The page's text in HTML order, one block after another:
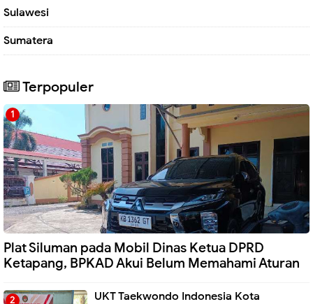
Sulawesi
Sumatera
Terpopuler
Plat Siluman pada Mobil Dinas Ketua DPRD
Ketapang, BPKAD Akui Belum Memahami Aturan
UKT Taekwondo Indonesia Kota